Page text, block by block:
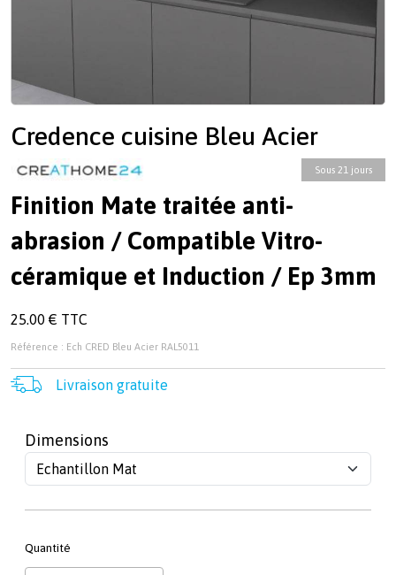
Credence cuisine Bleu Acier
Sous 21 jours
Finition Mate traitée anti-
abrasion / Compatible Vitro-
céramique et Induction / Ep 3mm
25.00 € TTC
Référence : Ech CRED Bleu Acier RAL5011
Livraison gratuite
Dimensions
Quantité